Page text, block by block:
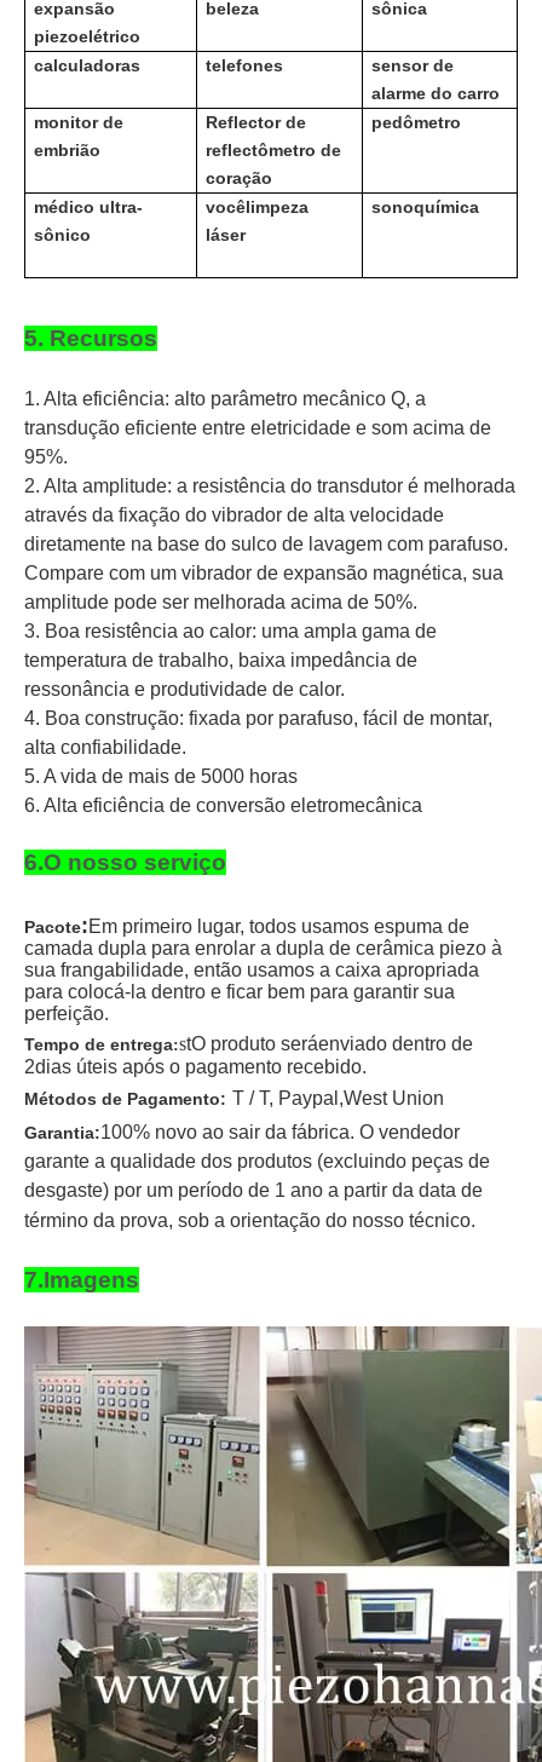
expansão
piezoelétrico
beleza sônica
calculadoras telefones
sensor de
alarme do carro
monitor de
embrião
Reflector de
reflectômetro de
coração
pedômetro
médico ultra-
sônico
vocêlimpeza
láser
sonoquímica
5. Recursos
1. Alta eficiência: alto parâmetro mecânico Q, a
transdução eficiente entre eletricidade e som acima de
95%.
2. Alta amplitude: a resistência do transdutor é melhorada
através da fixação do vibrador de alta velocidade
diretamente na base do sulco de lavagem com parafuso.
Compare com um vibrador de expansão magnética, sua
amplitude pode ser melhorada acima de 50%.
3. Boa resistência ao calor: uma ampla gama de
temperatura de trabalho, baixa impedância de
ressonância e produtividade de calor.
4. Boa construção: fixada por parafuso, fácil de montar,
alta confiabilidade.
5. A vida de mais de 5000 horas
6. Alta eficiência de conversão eletromecânica
6.O nosso serviço
Pacote:Em primeiro lugar, todos usamos espuma de
camada dupla para enrolar a dupla de cerâmica piezo à
sua frangabilidade, então usamos a caixa apropriada
para colocá-la dentro e ficar bem para garantir sua
perfeição.
Tempo de entrega:stO produto seráenviado dentro de
2dias úteis após o pagamento recebido.
Métodos de Pagamento: T / T, Paypal,West Union
Garantia:100% novo ao sair da fábrica. O vendedor
garante a qualidade dos produtos (excluindo peças de
desgaste) por um período de 1 ano a partir da data de
término da prova, sob a orientação do nosso técnico.
7.Imagens